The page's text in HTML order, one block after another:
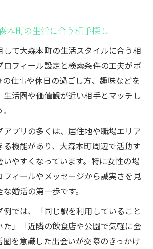
本町の生活に合う相手探し
て大森本町の生活スタイルに合う相
フィール設定と検索条件の工夫がポ
仕事や休日の過ごし方、趣味などを
活圏や価値観が近い相手とマッチし
プリの多くは、居住地や職場エリア
機能があり、大森本町周辺で活動す
やすくなっています。特に女性の場
ィールやメッセージから誠実さを見
婚活の第一歩です。
では、「同じ駅を利用していること
た」「近隣の飲食店や公園で気軽に会
圏を意識した出会いが交際のきっかけ